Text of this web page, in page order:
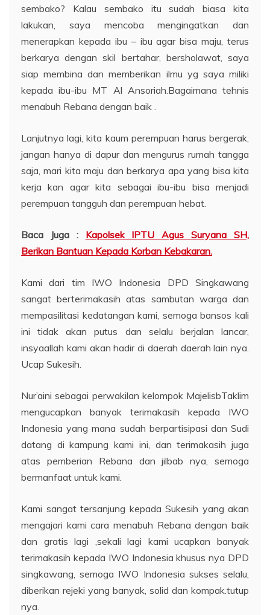
sembako? Kalau sembako itu sudah biasa kita
lakukan, saya mencoba mengingatkan dan
menerapkan kepada ibu – ibu agar bisa maju, terus
berkarya dengan skil bertahar, bersholawat, saya
siap membina dan memberikan ilmu yg saya miliki
kepada ibu-ibu MT Al Ansoriah.Bagaimana tehnis
menabuh Rebana dengan baik .
Lanjutnya lagi, kita kaum perempuan harus bergerak,
jangan hanya di dapur dan mengurus rumah tangga
saja, mari kita maju dan berkarya apa yang bisa kita
kerja kan agar kita sebagai ibu-ibu bisa menjadi
perempuan tangguh dan perempuan hebat.
Baca Juga : Kapolsek IPTU Agus Suryana SH,
Berikan Bantuan Kepada Korban Kebakaran.
Kami dari tim IWO Indonesia DPD Singkawang
sangat berterimakasih atas sambutan warga dan
mempasilitasi kedatangan kami, semoga bansos kali
ini tidak akan putus dan selalu berjalan lancar,
insyaallah kami akan hadir di daerah daerah lain nya.
Ucap Sukesih.
Nur’aini sebagai perwakilan kelompok MajelisbTaklim
mengucapkan banyak terimakasih kepada IWO
Indonesia yang mana sudah berpartisipasi dan Sudi
datang di kampung kami ini, dan terimakasih juga
atas pemberian Rebana dan jilbab nya, semoga
bermanfaat untuk kami.
Kami sangat tersanjung kepada Sukesih yang akan
mengajari kami cara menabuh Rebana dengan baik
dan gratis lagi ,sekali lagi kami ucapkan banyak
terimakasih kepada IWO Indonesia khusus nya DPD
singkawang, semoga IWO Indonesia sukses selalu,
diberikan rejeki yang banyak, solid dan kompak.tutup
nya.